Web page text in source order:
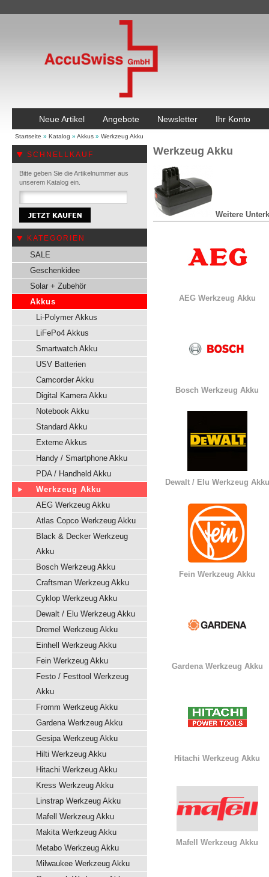
Neue Artikel Angebote Newsletter Ihr Konto
Startseite » Katalog » Akkus » Werkzeug Akku
SCHNELLKAUF
Bitte geben Sie die Artikelnummer aus
unserem Katalog ein.
KATEGORIEN
SALE
Geschenkidee
Solar + Zubehör
Akkus
Li-Polymer Akkus
LiFePo4 Akkus
Smartwatch Akku
USV Batterien
Camcorder Akku
Digital Kamera Akku
Notebook Akku
Standard Akku
Externe Akkus
Handy / Smartphone Akku
PDA / Handheld Akku
Werkzeug Akku
AEG Werkzeug Akku
Atlas Copco Werkzeug Akku
Black & Decker Werkzeug
Akku
Bosch Werkzeug Akku
Craftsman Werkzeug Akku
Cyklop Werkzeug Akku
Dewalt / Elu Werkzeug Akku
Dremel Werkzeug Akku
Einhell Werkzeug Akku
Fein Werkzeug Akku
Festo / Festtool Werkzeug
Akku
Fromm Werkzeug Akku
Gardena Werkzeug Akku
Gesipa Werkzeug Akku
Hilti Werkzeug Akku
Hitachi Werkzeug Akku
Kress Werkzeug Akku
Linstrap Werkzeug Akku
Mafell Werkzeug Akku
Makita Werkzeug Akku
Metabo Werkzeug Akku
Milwaukee Werkzeug Akku
Werkzeug Akku
Weitere
AEG Werkzeug Akku
Bosch Werkzeug Akku
Dewalt / Elu Werkzeug Akku
Fein Werkzeug Akku
Gardena Werkzeug Akku
Hitachi Werkzeug Akku
Mafell Werkzeug Akku